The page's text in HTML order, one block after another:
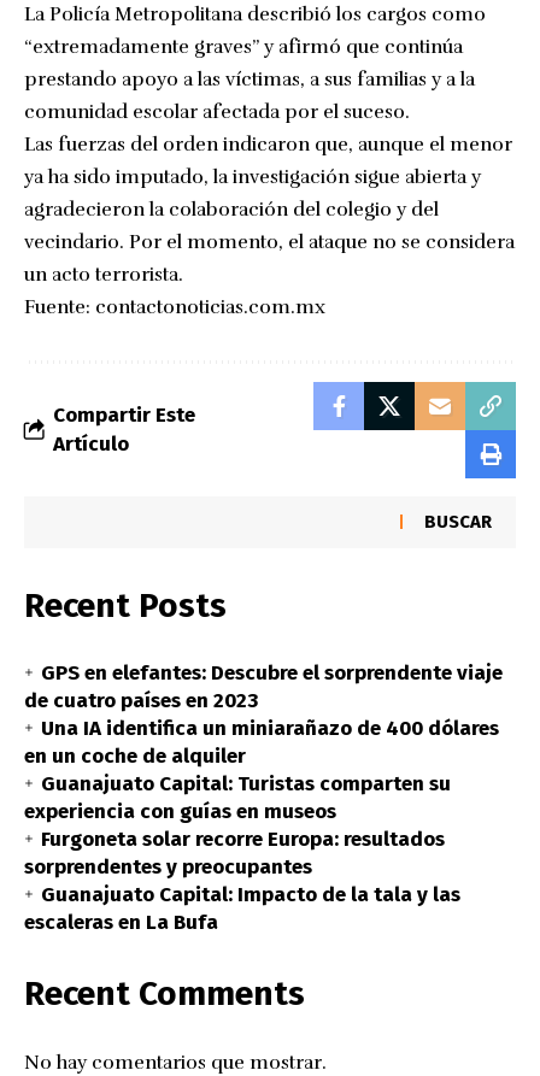
La Policía Metropolitana describió los cargos como
“extremadamente graves” y afirmó que continúa
prestando apoyo a las víctimas, a sus familias y a la
comunidad escolar afectada por el suceso.
Las fuerzas del orden indicaron que, aunque el menor
ya ha sido imputado, la investigación sigue abierta y
agradecieron la colaboración del colegio y del
vecindario. Por el momento, el ataque no se considera
un acto terrorista.
Fuente: contactonoticias.com.mx
Compartir Este
Artículo
BUSCAR
Recent Posts
GPS en elefantes: Descubre el sorprendente viaje
de cuatro países en 2023
Una IA identifica un miniarañazo de 400 dólares
en un coche de alquiler
Guanajuato Capital: Turistas comparten su
experiencia con guías en museos
Furgoneta solar recorre Europa: resultados
sorprendentes y preocupantes
Guanajuato Capital: Impacto de la tala y las
escaleras en La Bufa
Recent Comments
No hay comentarios que mostrar.